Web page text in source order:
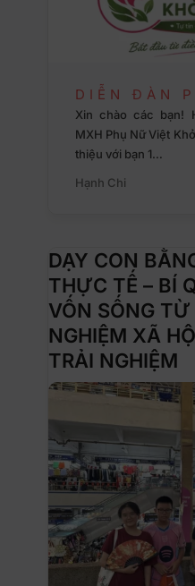
DIỄN ĐÀN
Xin chào các bạn!
MXH Phụ Nữ Việt
thiệu với bạn 1…
Hạnh Chi
DẠY CON
THỰC TẾ – BÍ
VỐN SỐNG
NGHIỆM XÃ
TRẢI NGHIỆM